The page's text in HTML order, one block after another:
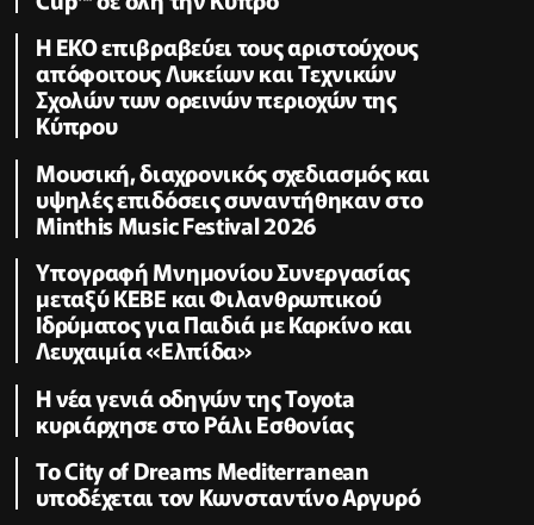
Η ΕΚΟ επιβραβεύει τους αριστούχους
απόφοιτους Λυκείων και Τεχνικών
Σχολών των ορεινών περιοχών της
Κύπρου
Μουσική, διαχρονικός σχεδιασμός και
υψηλές επιδόσεις συναντήθηκαν στο
Minthis Music Festival 2026
Υπογραφή Μνημονίου Συνεργασίας
μεταξύ ΚΕΒΕ και Φιλανθρωπικού
Ιδρύματος για Παιδιά με Καρκίνο και
Λευχαιμία «Ελπίδα»
Η νέα γενιά οδηγών της Toyota
κυριάρχησε στο Ράλι Εσθονίας
Το City of Dreams Mediterranean
υποδέχεται τον Κωνσταντίνο Αργυρό